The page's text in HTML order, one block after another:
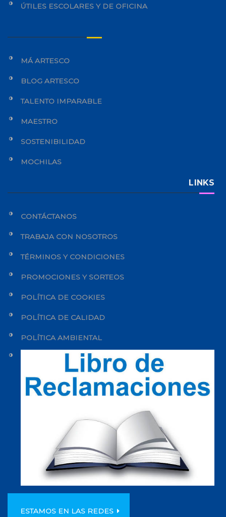
ÚTILES ESCOLARES Y DE OFICINA
MÁ ARTESCO
BLOG ARTESCO
TALENTO IMPARABLE
MAESTRO
SOSTENIBILIDAD
MOCHILAS
LINKS
CONTÁCTANOS
TRABAJA CON NOSOTROS
TÉRMINOS Y CONDICIONES
PROMOCIONES Y SORTEOS
POLÍTICA DE COOKIES
POLÍTICA DE CALIDAD
POLÍTICA AMBIENTAL
ESTAMOS EN LAS REDES